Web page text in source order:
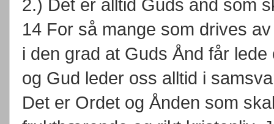
2.) Det er alltid Guds ånd som
14 For så mange som drives
i den grad at Guds Ånd får
og Gud leder oss alltid i
Det er Ordet og Ånden som